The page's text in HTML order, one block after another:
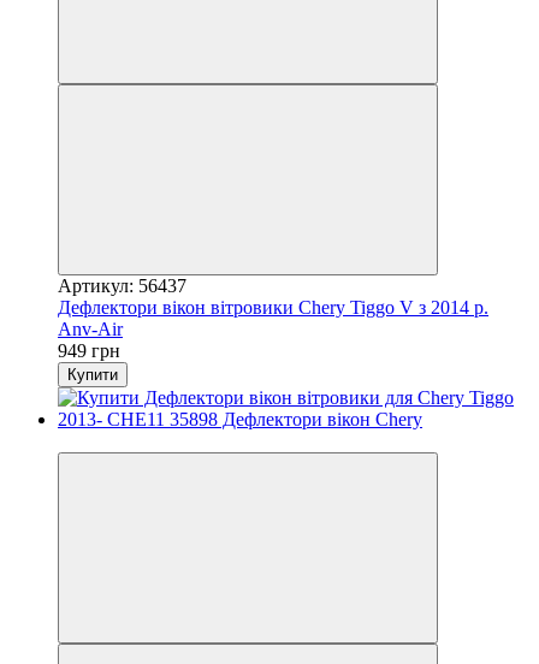
Артикул: 56437
Дефлектори вікон вітровики Chery Tiggo V з 2014 р.
Anv-Air
949 грн
Купити